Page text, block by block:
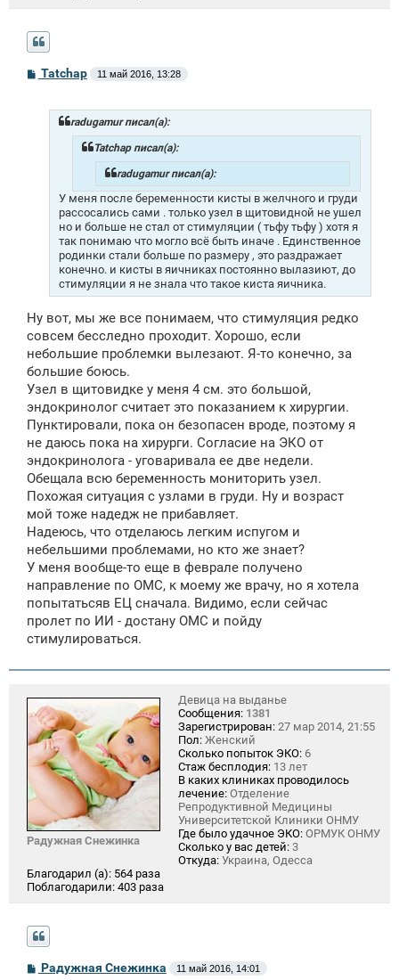
С
о
Tatchap 11 май 2016, 13:28
radugamur писал(а):
Tatchap писал(а):
radugamur писал(а):
У меня после беременности кисты в желчного и груди
рассосались сами . только узел в щитовидной не ушел
но и больше не стал от стимуляции ( тьфу тьфу ) хотя я
так понимаю что могло всё быть иначе . Единственное
родинки стали больше по размеру , это раздражает
конечно. и кисты в яичниках постоянно вылазиют, до
стимуляции я не знала что такое киста яичника.
Ну вот, мы же все понимаем, что стимуляция редко
совсем бесследно проходит. Хорошо, если
небольшие проблемки вылезают. Я-то конечно, за
большие боюсь.
Узел в щитовидке у меня 4 см. это большой,
эндокринолог считает это показанием к хирургии.
Пунктировали, пока он безопасен вроде, поэтому я
не даюсь пока на хирурги. Согласие на ЭКО от
эндокринолога - уговаривала ее две недели.
Обещала всю беременность мониторить узел.
Похожая ситуация с узлами в груди. Ну и возраст
мой тоже надедж не прибавляет.
Надеюсь, что отделаюсь легким испугом и
небельшими проблемами, но кто же знает?
У меня вообще-то еще в феврале получено
направление по ОМС, к моему же врачу, но я хотела
попытатьсяв ЕЦ сначала. Видимо, если сейчас
пролет по ИИ - достану ОМС и пойду
стимулироваться.
Радужная Снежинка
Девица на выданье
Сообщения: 1381
Зарегистрирован: 27 мар 2014, 21:55
Пол: Женский
Сколько попыток ЭКО: 6
Стаж бесплодия: 13 лет
В каких клиниках проводилось
лечение: Отделение
Репродуктивной Медицины
Университетской Клиники ОНМУ
Где было удачное ЭКО: ОРМУК ОНМУ
Сколько у вас детей: 3
Откуда: Украина, Одесса
Благодарил (а): 564 раза
Поблагодарили: 403 раза
СРадужная Снежинка 11 май 2016, 14:01